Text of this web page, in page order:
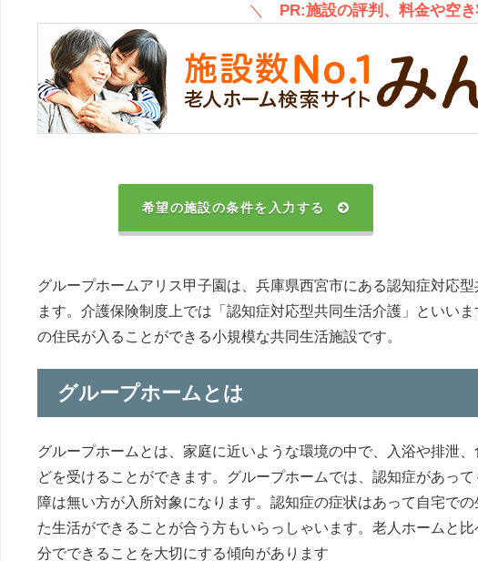
＼ PR:施設の評判、料金や空
希望の施設の条件を入力する
グループホームアリス甲子園は、兵庫県西宮市にある認知症対応
ます。介護保険制度上では「認知症対応型共同生活介護」といい
の住民が入ることができる小規模な共同生活施設です。
グループホームとは
グループホームとは、家庭に近いような環境の中で、入浴や排泄
どを受けることができます。グループホームでは、認知症があっ
障は無い方が入所対象になります。認知症の症状はあって自宅で
た生活ができることが合う方もいらっしゃいます。老人ホームと
分でできることを大切にする傾向があります